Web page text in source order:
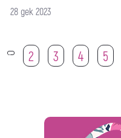
28 дек 2023
1 2 3 4 5